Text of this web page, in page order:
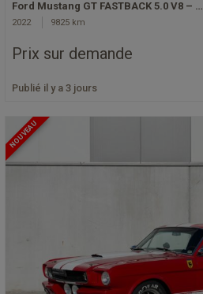
Ford Mustang GT FASTBACK 5.0 V8 – …
2022 9825 km
Prix sur demande
Publié il y a 3 jours
NOUVEAU